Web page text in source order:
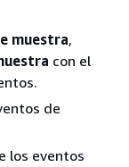
muestra,
con el
de
los eventos